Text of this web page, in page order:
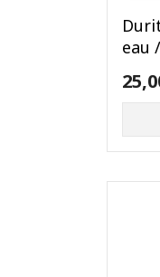
eau